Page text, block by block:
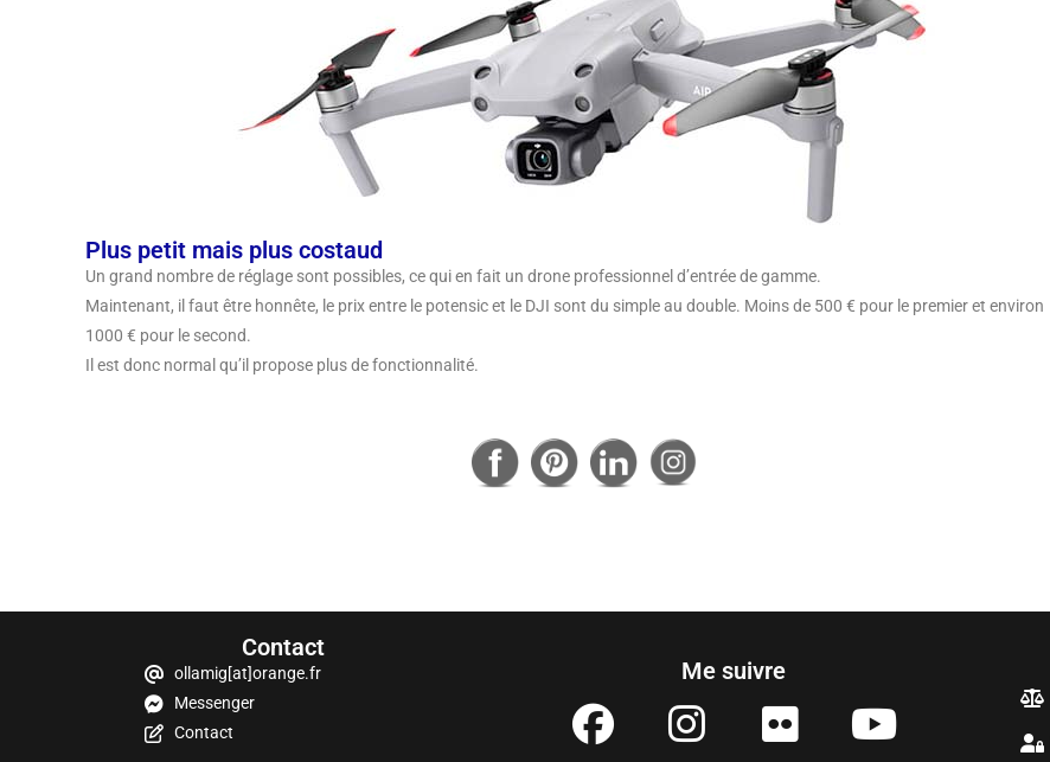
Plus petit mais plus costaud
Un grand nombre de réglage sont possibles, ce qui en fait un drone professionnel d’entrée de gamme.
Maintenant, il faut être honnête, le prix entre le potensic et le DJI sont du simple au double. Moins de 500 € pour le premier et environ
1000 € pour le second.
Il est donc normal qu’il propose plus de fonctionnalité.
Contact
ollamig[at]orange.fr
Messenger
Contact
Me suivre